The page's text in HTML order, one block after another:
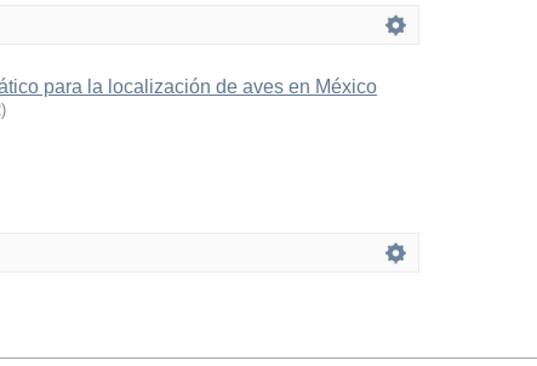
para la localización de aves en México
)